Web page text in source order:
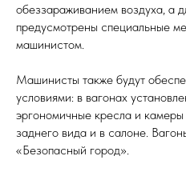
обеззараживанием воздуха, а
предусмотрены специальные
машинистом.
Машинисты также будут
условиями: в вагонах
эргономичные кресла и
заднего вида и в салоне.
«Безопасный город».